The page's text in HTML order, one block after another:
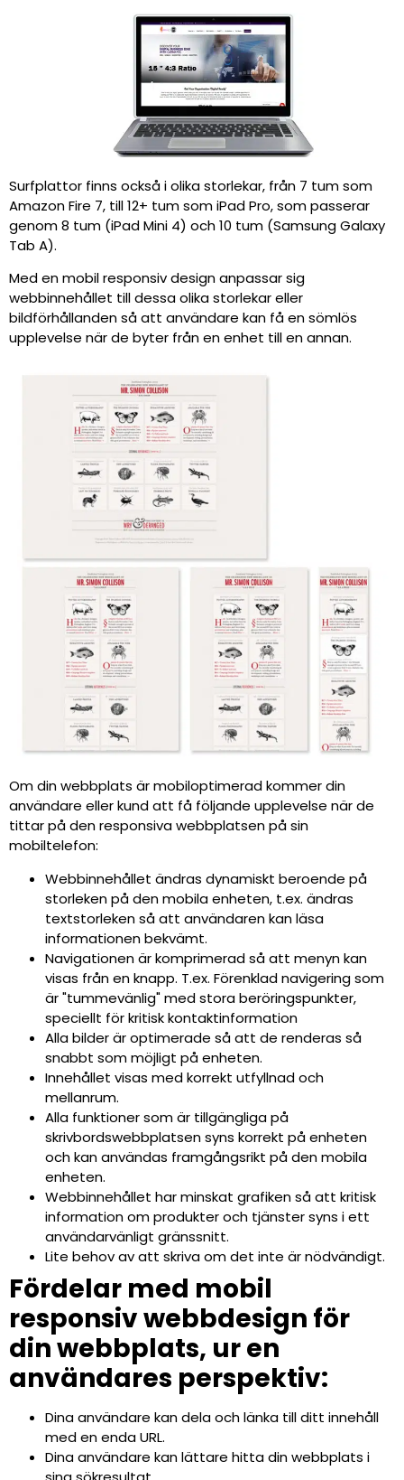
Surfplattor finns också i olika storlekar, från 7 tum som
Amazon Fire 7, till 12+ tum som iPad Pro, som passerar
genom 8 tum (iPad Mini 4) och 10 tum (Samsung Galaxy
Tab A).
Med en mobil responsiv design anpassar sig
webbinnehållet till dessa olika storlekar eller
bildförhållanden så att användare kan få en sömlös
upplevelse när de byter från en enhet till en annan.
Om din webbplats är mobiloptimerad kommer din
användare eller kund att få följande upplevelse när de
tittar på den responsiva webbplatsen på sin
mobiltelefon:
Webbinnehållet ändras dynamiskt beroende på
storleken på den mobila enheten, t.ex. ändras
textstorleken så att användaren kan läsa
informationen bekvämt.
Navigationen är komprimerad så att menyn kan
visas från en knapp. T.ex. Förenklad navigering som
är "tummevänlig" med stora beröringspunkter,
speciellt för kritisk kontaktinformation
Alla bilder är optimerade så att de renderas så
snabbt som möjligt på enheten.
Innehållet visas med korrekt utfyllnad och
mellanrum.
Alla funktioner som är tillgängliga på
skrivbordswebbplatsen syns korrekt på enheten
och kan användas framgångsrikt på den mobila
enheten.
Webbinnehållet har minskat grafiken så att kritisk
information om produkter och tjänster syns i ett
användarvänligt gränssnitt.
Lite behov av att skriva om det inte är nödvändigt.
Fördelar med mobil
responsiv webbdesign för
din webbplats, ur en
användares perspektiv:
Dina användare kan dela och länka till ditt innehåll
med en enda URL.
Dina användare kan lättare hitta din webbplats i